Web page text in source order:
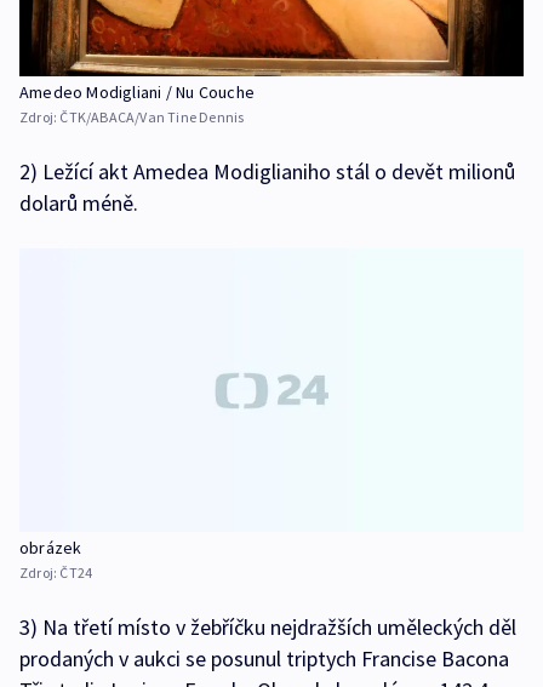
Amedeo Modigliani / Nu Couche
Zdroj: ČTK/ABACA/Van Tine Dennis
2) Ležící akt Amedea Modiglianiho stál o devět milionů
dolarů méně.
obrázek
Zdroj: ČT24
3) Na třetí místo v žebříčku nejdražších uměleckých děl
prodaných v aukci se posunul triptych Francise Bacona